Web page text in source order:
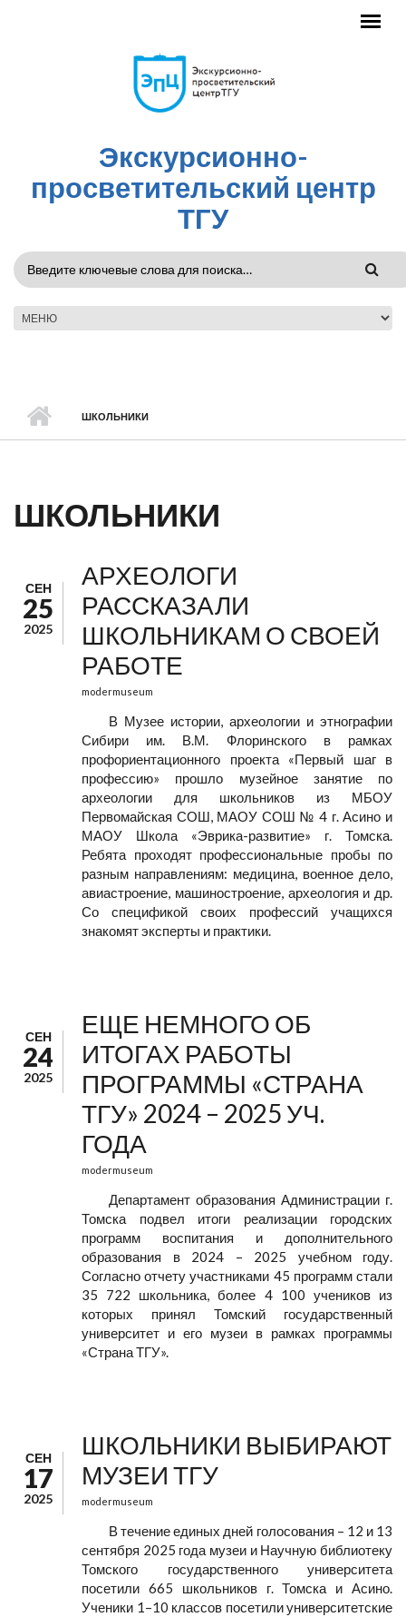
Экскурсионно-
просветительский центр
ТГУ
ФОРМА
ПОИСКА
ШКОЛЬНИКИ
ШКОЛЬНИКИ
СЕН
25
2025
АРХЕОЛОГИ
РАССКАЗАЛИ
ШКОЛЬНИКАМ О СВОЕЙ
РАБОТЕ
modermuseum
В Музее истории, археологии и этнографии
Сибири им. В.М. Флоринского в рамках
профориентационного проекта «Первый шаг в
профессию» прошло музейное занятие по
археологии для школьников из МБОУ
Первомайская СОШ, МАОУ СОШ № 4 г. Асино и
МАОУ Школа «Эврика-развитие» г. Томска.
Ребята проходят профессиональные пробы по
разным направлениям: медицина, военное дело,
авиастроение, машиностроение, археология и др.
Со спецификой своих профессий учащихся
знакомят эксперты и практики.
СЕН
24
2025
ЕЩЕ НЕМНОГО ОБ
ИТОГАХ РАБОТЫ
ПРОГРАММЫ «СТРАНА
ТГУ» 2024 – 2025 УЧ.
ГОДА
modermuseum
Департамент образования Администрации г.
Томска подвел итоги реализации городских
программ воспитания и дополнительного
образования в 2024 – 2025 учебном году.
Согласно отчету участниками 45 программ стали
35 722 школьника, более 4 100 учеников из
которых принял Томский государственный
университет и его музеи в рамках программы
«Страна ТГУ».
СЕН
17
2025
ШКОЛЬНИКИ ВЫБИРАЮТ
МУЗЕИ ТГУ
modermuseum
В течение единых дней голосования – 12 и 13
сентября 2025 года музеи и Научную библиотеку
Томского государственного университета
посетили 665 школьников г. Томска и Асино.
Ученики 1–10 классов посетили университетские